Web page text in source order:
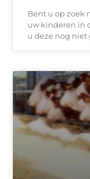
Bent u op zoek
uw kinderen in
u deze nog niet